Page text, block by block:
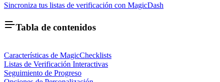
Sincroniza tus listas de verificación con MagicDash
Tabla de contenidos
Características de MagicChecklists
Listas de Verificación Interactivas
Seguimiento de Progreso